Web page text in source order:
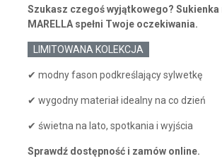
869,00 zł.564,85 zł.
Szukasz czegoś wyjątkowego? Sukienka
MARELLA spełni Twoje oczekiwania.
LIMITOWANA KOLEKCJA
✔ modny fason podkreślający sylwetkę
✔ wygodny materiał idealny na co dzień
✔ świetna na lato, spotkania i wyjścia
Sprawdź dostępność i zamów online.